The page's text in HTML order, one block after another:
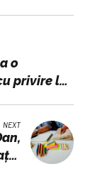
o
privire la
NEXT